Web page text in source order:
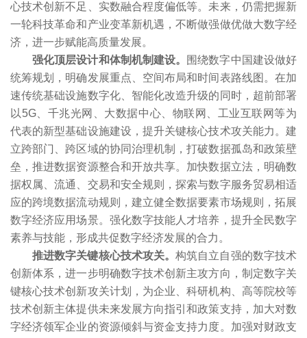
心技术创新不足、实数融合程度偏低等。未来，仍需把握新
一轮科技革命和产业变革新机遇，不断做强做优做大数字经
济，进一步赋能高质量发展。
强化顶层设计和体制机制建设。
围绕数字中国建设做好
统筹规划，明确发展重点、空间布局和时间表路线图。在加
速传统基础设施数字化、智能化改造升级的同时，超前部署
以5G、千兆光网、大数据中心、物联网、工业互联网等为
代表的新型基础设施建设，提升关键核心技术攻关能力。建
立跨部门、跨区域的协同治理机制，打破数据孤岛和政策壁
垒，推进数据资源整合和开放共享。加快数据立法，明确数
据权属、流通、交易和安全规则，探索与数字服务贸易相适
应的跨境数据流动规则，建立健全数据要素市场规则，拓展
数字经济应用场景。强化数字技能人才培养，提升全民数字
素养与技能，形成共促数字经济发展的合力。
推进数字关键核心技术攻关。构筑自立自强的数字技术
创新体系，进一步明确数字技术创新主攻方向，制定数字关
键核心技术创新攻关计划，为企业、科研机构、高等院校等
技术创新主体提供未来发展方向指引和政策支持，加大对数
字经济领军企业的资源倾斜与资金支持力度。加强对财政支